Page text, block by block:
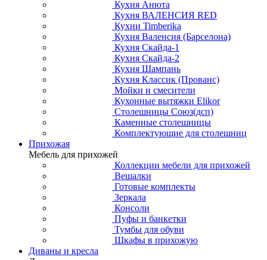
Кухня Анюта
Кухня ВАЛЕНСИЯ RED
Кухни Timberika
Кухня Валенсия (Барселона)
Кухня Скайда-1
Кухня Скайда-2
Кухня Шампань
Кухня Классик (Прованс)
Мойки и смесители
Кухонные вытяжки Elikor
Столешницы Союз(дсп)
Каменные столешницы
Комплектующие для столешниц
Прихожая
Мебель для прихожей
Коллекции мебели для прихожей
Вешалки
Готовые комплекты
Зеркала
Консоли
Пуфы и банкетки
Тумбы для обуви
Шкафы в прихожую
Диваны и кресла